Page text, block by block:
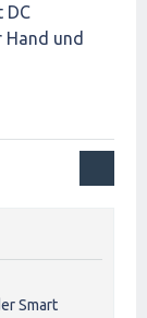
DC
und
Smart